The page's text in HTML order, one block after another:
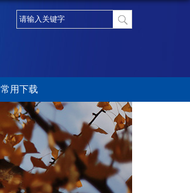
常用下载